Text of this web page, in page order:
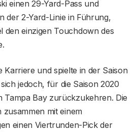
einen 29-Yard-Pass und
der 2-Yard-Linie in Führung,
den einzigen Touchdown des
Karriere und spielte in der Saison
jedoch, für die Saison 2020
Tampa Bay zurückzukehren. Die
mit einem
einen Viertrunden-Pick der